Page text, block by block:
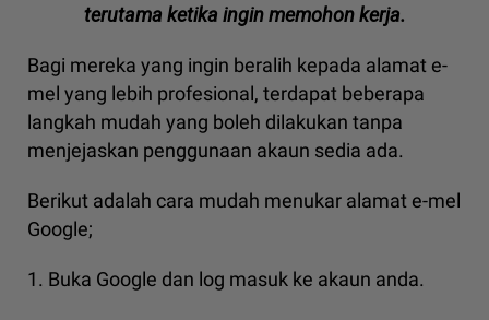
terutama ketika ingin memohon kerja.
Bagi mereka yang ingin beralih kepada alamat e-
mel yang lebih profesional, terdapat beberapa
langkah mudah yang boleh dilakukan tanpa
menjejaskan penggunaan akaun sedia ada.
Berikut adalah cara mudah menukar alamat e-mel
Google;
1. Buka Google dan log masuk ke akaun anda.